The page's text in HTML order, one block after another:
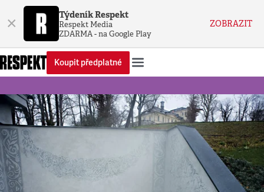
× Týdeník Respekt
Respekt Media
ZDARMA - na Google Play
ZOBRAZIT
Koupit předplatné